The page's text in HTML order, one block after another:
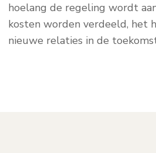
hoelang de regeling wordt
kosten worden verdeeld, het
nieuwe relaties in de